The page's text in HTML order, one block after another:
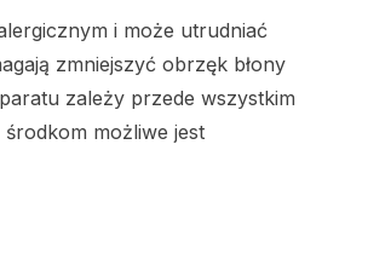
i może utrudniać
zmniejszyć obrzęk błony
zależy przede wszystkim
możliwe jest